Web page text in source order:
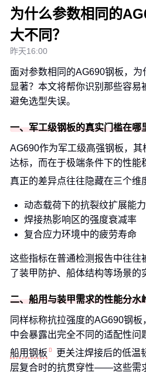
为什么参数相同的
大不同？
昨天16:00
面对参数相同的AG690钢板，
显著？本文将帮你识别那些容易
避免选型失误。
一、军工级钢板的真实门槛在哪
AG690作为军工级高强钢板，
达标，而在于极端条件下的性能
真正的差异点往往隐藏在三个维
动态载荷下的抗裂纹扩展能力
焊接热影响区的强度衰减率
复合应力环境中的疲劳寿命
这些指标在普通检测报告中往往
了装甲防护、船体结构等场景的
二、船用与装甲需求的性能分水
同样标称抗拉强度的AG690钢
中会暴露出完全不同的适配性问
船用钢板
更关注焊接后的低温
层复合时的抗贯穿性——这些需